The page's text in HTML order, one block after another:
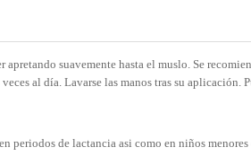
suavemente hasta el muslo. Se
al día. Lavarse las manos tras su aplicación.
periodos de lactancia asi como en niños